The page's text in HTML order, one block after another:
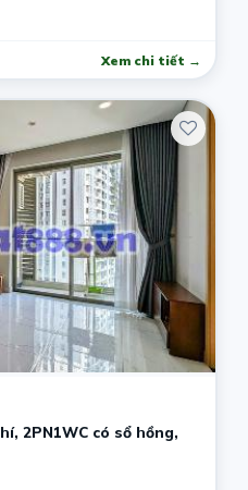
Xem chi tiết →
2PN1WC có sổ hồng,